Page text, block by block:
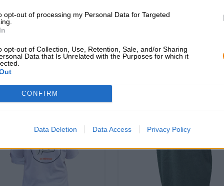
opt-out of processing my Personal Data for Targeted
opt-out of Collection, Use, Retention, Sale, and/or Sharing
Data that Is Unrelated with the Purposes for which it
CONFIRM
Data Deletion Data Access Privacy Policy
cela